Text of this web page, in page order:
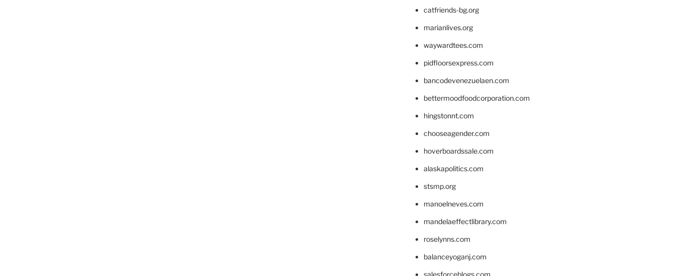
catfriends-bg.org
marianlives.org
waywardtees.com
pidfloorsexpress.com
bancodevenezuelaen.com
bettermoodfoodcorporation.com
hingstonnt.com
chooseagender.com
hoverboardssale.com
alaskapolitics.com
stsmp.org
manoelneves.com
mandelaeffectlibrary.com
roselynns.com
balanceyoganj.com